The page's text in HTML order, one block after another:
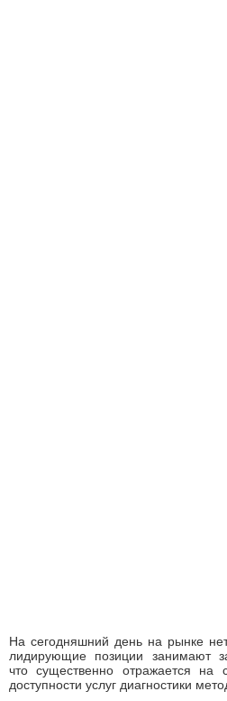
На сегодняшний день на рынке
лидирующие позиции занимают
что существенно отражается на
доступности услуг диагностики